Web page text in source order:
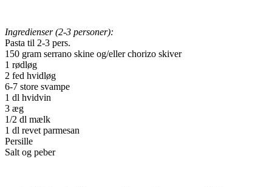
Ingredienser (2-3 personer):
Pasta til 2-3 pers.
150 gram serrano skine og/eller chorizo skiver
1 rødløg
2 fed hvidløg
6-7 store svampe
1 dl hvidvin
3 æg
1/2 dl mælk
1 dl revet parmesan
Persille
Salt og peber